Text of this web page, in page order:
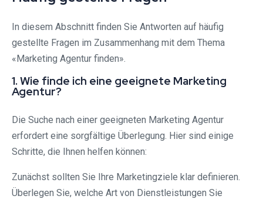
In diesem Abschnitt finden Sie Antworten auf häufig
gestellte Fragen im Zusammenhang mit dem Thema
«Marketing Agentur finden».
1. Wie finde ich eine geeignete Marketing
Agentur?
Die Suche nach einer geeigneten Marketing Agentur
erfordert eine sorgfältige Überlegung. Hier sind einige
Schritte, die Ihnen helfen können:
Zunächst sollten Sie Ihre Marketingziele klar definieren.
Überlegen Sie, welche Art von Dienstleistungen Sie